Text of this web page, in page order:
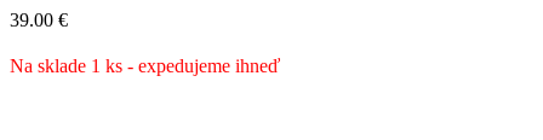
39.00 €
Na sklade 1 ks - expedujeme ihneď